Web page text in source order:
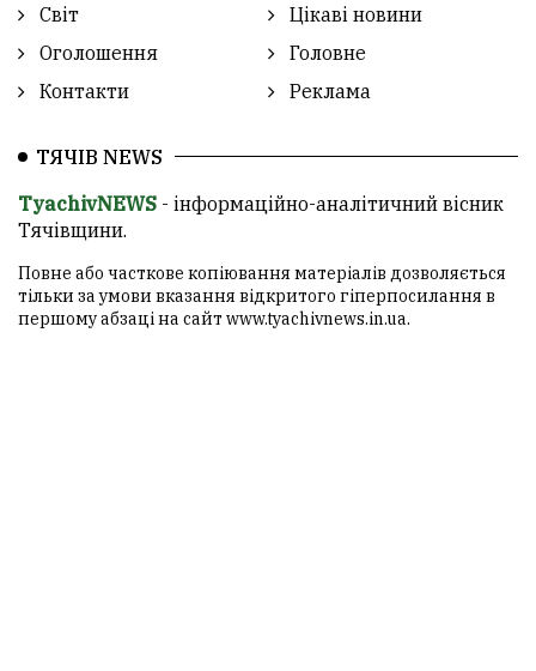
Світ
Цікаві новини
Оголошення
Головне
Контакти
Реклама
ТЯЧІВ NEWS
TyachivNEWS - інформаційно-аналітичний вісник
Тячівщини.
Повне або часткове копіювання матеріалів дозволяється
тільки за умови вказання відкритого гіперпосилання в
першому абзаці на сайт www.tyachivnews.in.ua.